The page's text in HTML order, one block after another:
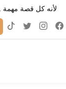
لأنه كل قصة مهمة ..